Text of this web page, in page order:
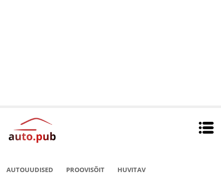
AUTOUUDISED PROOVISÕIT HUVITAV